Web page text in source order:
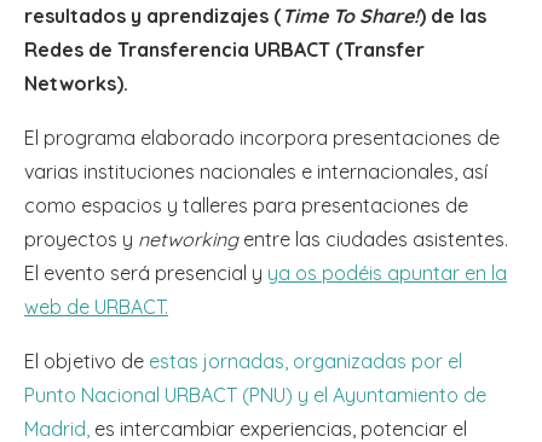
resultados y aprendizajes ( Time To Share!) de las
Redes de Transferencia URBACT (Transfer
Networks).
El programa elaborado incorpora presentaciones de
varias instituciones nacionales e internacionales, así
como espacios y talleres para presentaciones de
proyectos y networking entre las ciudades asistentes.
El evento será presencial y ya os podéis apuntar en la
web de URBACT.
El objetivo de estas jornadas, organizadas por el
Punto Nacional URBACT (PNU) y el Ayuntamiento de
Madrid, es intercambiar experiencias, potenciar el